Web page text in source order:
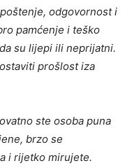
odgovornost i
pamćenje i teško
su lijepi ili neprijatni.
prošlost iza
ste osoba puna
brzo se
i rijetko mirujete.